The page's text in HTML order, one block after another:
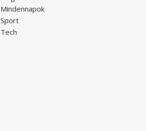
Mindennapok
Sport
Tech